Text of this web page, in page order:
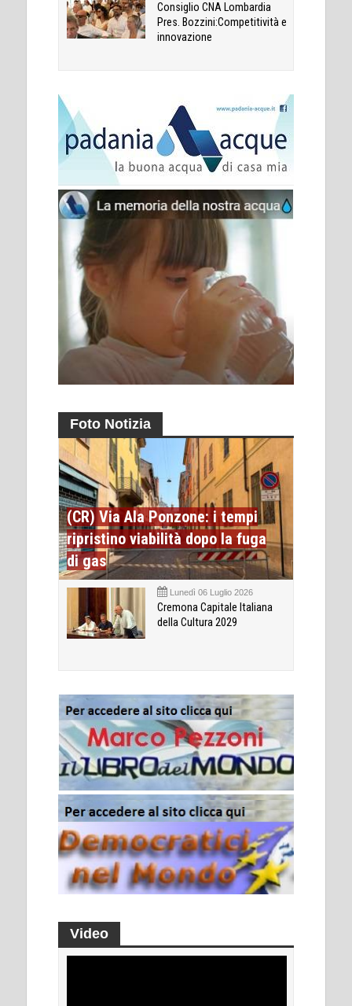
Consiglio CNA Lombardia
Pres. Bozzini:Competitività e
innovazione
Foto Notizia
(CR) Via Ala Ponzone: i tempi
ripristino viabilità dopo la fuga
di gas
Lunedì 06 Luglio 2026
Cremona Capitale Italiana
della Cultura 2029
Video